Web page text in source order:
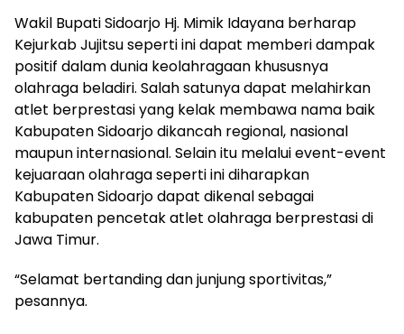
Wakil Bupati Sidoarjo Hj. Mimik Idayana berharap
Kejurkab Jujitsu seperti ini dapat memberi dampak
positif dalam dunia keolahragaan khususnya
olahraga beladiri. Salah satunya dapat melahirkan
atlet berprestasi yang kelak membawa nama baik
Kabupaten Sidoarjo dikancah regional, nasional
maupun internasional. Selain itu melalui event-event
kejuaraan olahraga seperti ini diharapkan
Kabupaten Sidoarjo dapat dikenal sebagai
kabupaten pencetak atlet olahraga berprestasi di
Jawa Timur.
“Selamat bertanding dan junjung sportivitas,”
pesannya.